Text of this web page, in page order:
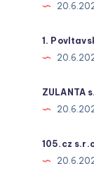
1.
ZULANTA
105.cz